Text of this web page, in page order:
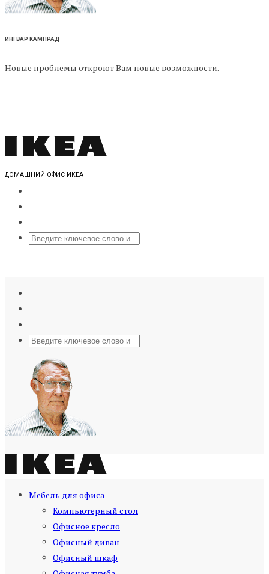
ИНГВАР КАМПРАД
Новые проблемы откроют Вам новые возможности.
ДОМАШНИЙ ОФИС ИКЕА
Мебель для офиса
Компьютерный стол
Офисное кресло
Офисный диван
Офисный шкаф